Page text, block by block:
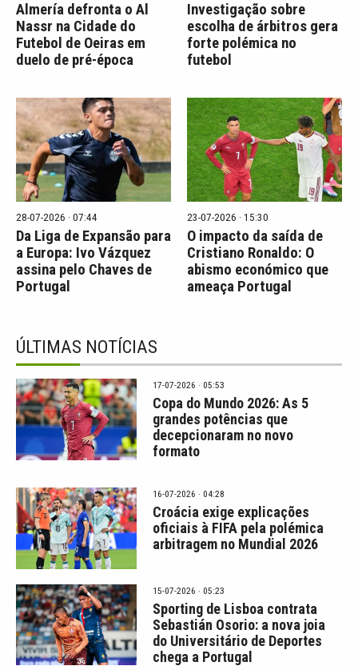
Almería defronta o Al
Nassr na Cidade do
Futebol de Oeiras em
duelo de pré-época
Investigação sobre
escolha de árbitros gera
forte polémica no
futebol
28-07-2026 · 07:44
Da Liga de Expansão para
a Europa: Ivo Vázquez
assina pelo Chaves de
Portugal
23-07-2026 · 15:30
O impacto da saída de
Cristiano Ronaldo: O
abismo económico que
ameaça Portugal
ÚLTIMAS NOTÍCIAS
17-07-2026 · 05:53
Copa do Mundo 2026: As 5
grandes potências que
decepcionaram no novo
formato
16-07-2026 · 04:28
Croácia exige explicações
oficiais à FIFA pela polémica
arbitragem no Mundial 2026
15-07-2026 · 05:23
Sporting de Lisboa contrata
Sebastián Osorio: a nova joia
do Universitário de Deportes
chega a Portugal